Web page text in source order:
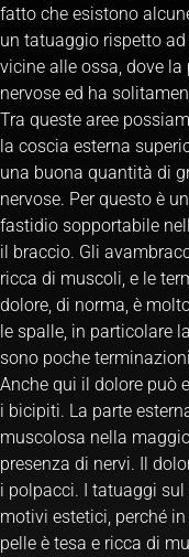
fatto che esistono
un tatuaggio rispetto
vicine alle ossa, dove
nervose ed ha
Tra queste aree
la coscia esterna
una buona quantità di
nervose. Per questo è
fastidio sopportabile
il braccio. Gli
ricca di muscoli, e le
dolore, di norma, è
le spalle, in particolare
sono poche
Anche qui il dolore può
i bicipiti. La parte
muscolosa nella
presenza di nervi. Il
i polpacci. I tatuaggi
motivi estetici, perché
pelle è tesa e ricca di